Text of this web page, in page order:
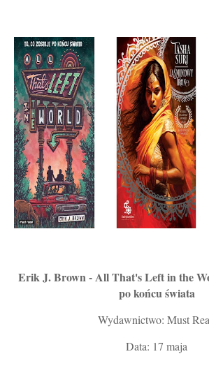
Erik J. Brown - All That's Left in the
po końcu świata
Wydawnictwo: Must
Data: 17 maja